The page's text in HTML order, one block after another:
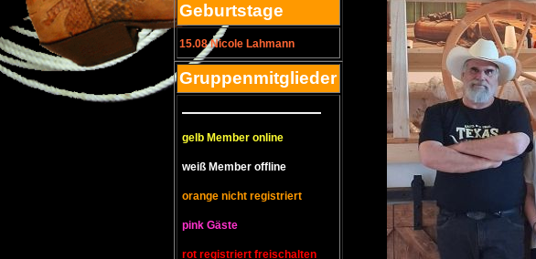
Geburtstage
15.08 Nicole Lahmann
Gruppenmitglieder
————————
gelb Member online
weiß Member offline
orange nicht registriert
pink Gäste
rot registriert freischalten